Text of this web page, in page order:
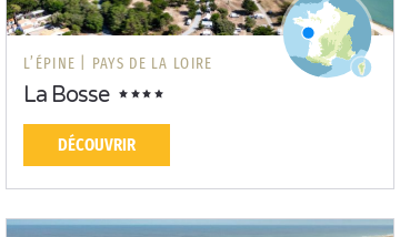
L’ÉPINE | PAYS DE LA LOIRE
La Bosse
DÉCOUVRIR